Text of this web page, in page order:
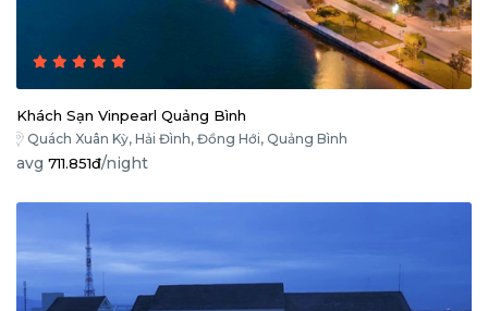
Khách Sạn Vinpearl Quảng Bình
Quách Xuân Kỳ, Hải Đình, Đồng Hới, Quảng Bình
avg 711.851đ/night